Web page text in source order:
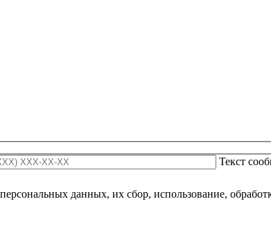
Текст
данных, их сбор, использование,